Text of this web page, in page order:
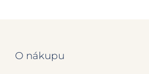
O nákupu